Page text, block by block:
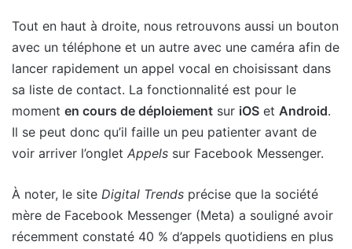
Tout en haut à droite, nous retrouvons aussi un bouton
avec un téléphone et un autre avec une caméra afin de
lancer rapidement un appel vocal en choisissant dans
sa liste de contact. La fonctionnalité est pour le
moment en cours de déploiement sur iOS et Android.
Il se peut donc qu’il faille un peu patienter avant de
voir arriver l’onglet Appels sur Facebook Messenger.
À noter, le site Digital Trends précise que la société
mère de Facebook Messenger (Meta) a souligné avoir
récemment constaté 40 % d’appels quotidiens en plus